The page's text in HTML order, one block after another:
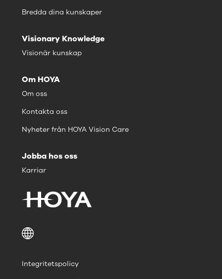
Bredda dina kunskaper
Visionary Knowledge
Visionär kunskap
Om HOYA
Om oss
Kontakta oss
Nyheter från HOYA Vision Care
Jobba hos oss
Karriar
Integritetspolicy